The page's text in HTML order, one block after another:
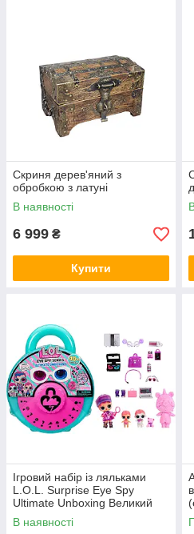
Скриня дерев'яний з
обробкою з латуні
В наявності
6 999 ₴
Купити
Ігровий набір із ляльками
L.O.L. Surprise Eye Spy
Ultimate Unboxing Великий
сюрприз із загадками
В наявності